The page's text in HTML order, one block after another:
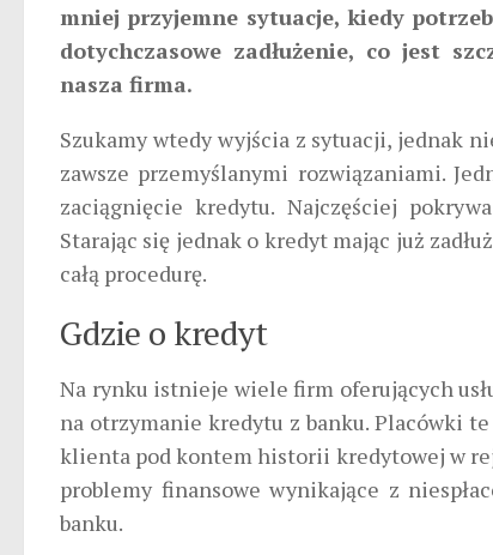
mniej przyjemne sytuacje, kiedy
dotychczasowe zadłużenie, co jest
nasza firma.
Szukamy wtedy wyjścia z sytuacji, jednak
zawsze przemyślanymi rozwiązaniami.
zaciągnięcie kredytu. Najczęściej
Starając się jednak o kredyt mając już
całą procedurę.
Gdzie o kredyt
Na rynku istnieje wiele firm oferujących
na otrzymanie kredytu z banku. Placówki
klienta pod kontem historii kredytowej w
problemy finansowe wynikające z
banku.